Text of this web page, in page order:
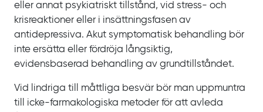
eller annat psykiatriskt tillstånd, vid stress- och
krisreaktioner eller i insättningsfasen av
antidepressiva. Akut symptomatisk behandling bör
inte ersätta eller fördröja långsiktig,
evidensbaserad behandling av grundtillståndet.
Vid lindriga till måttliga besvär bör man uppmuntra
till icke-farmakologiska metoder för att avleda